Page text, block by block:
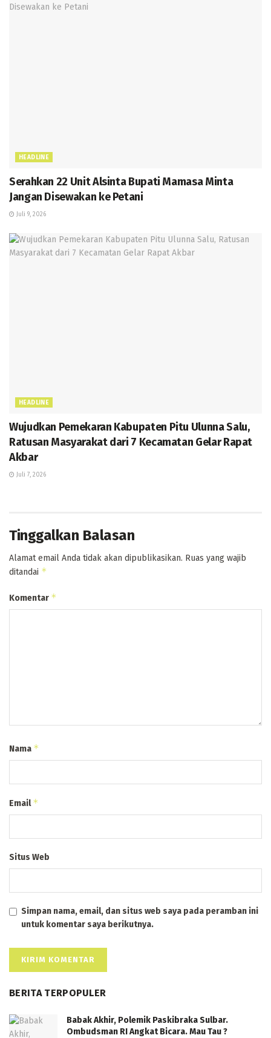
HEADLINE
Serahkan 22 Unit Alsinta Bupati Mamasa Minta
Jangan Disewakan ke Petani
Juli 9, 2026
HEADLINE
Wujudkan Pemekaran Kabupaten Pitu Ulunna Salu,
Ratusan Masyarakat dari 7 Kecamatan Gelar Rapat
Akbar
Juli 7, 2026
Tinggalkan Balasan
Alamat email Anda tidak akan dipublikasikan. Ruas yang wajib
ditandai *
Komentar *
Nama *
Email*
Situs Web
Simpan nama, email, dan situs web saya pada peramban ini
untuk komentar saya berikutnya.
BERITA TERPOPULER
Babak Akhir, Polemik Paskibraka Sulbar.
Ombudsman RI Angkat Bicara. Mau Tau ?